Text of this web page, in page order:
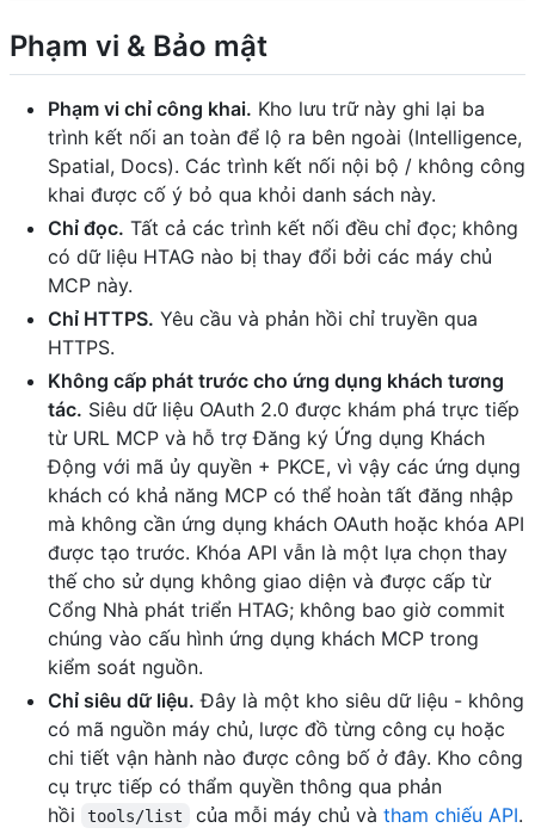
Phạm vi & Bảo mật
Phạm vi chỉ công khai. Kho lưu trữ này ghi lại ba
trình kết nối an toàn để lộ ra bên ngoài (Intelligence,
Spatial, Docs). Các trình kết nối nội bộ / không công
khai được cố ý bỏ qua khỏi danh sách này.
Chỉ đọc. Tất cả các trình kết nối đều chỉ đọc; không
có dữ liệu HTAG nào bị thay đổi bởi các máy chủ
MCP này.
Chỉ HTTPS. Yêu cầu và phản hồi chỉ truyền qua
HTTPS.
Không cấp phát trước cho ứng dụng khách tương
tác. Siêu dữ liệu OAuth 2.0 được khám phá trực tiếp
từ URL MCP và hỗ trợ Đăng ký Ứng dụng Khách
Động với mã ủy quyền + PKCE, vì vậy các ứng dụng
khách có khả năng MCP có thể hoàn tất đăng nhập
mà không cần ứng dụng khách OAuth hoặc khóa API
được tạo trước. Khóa API vẫn là một lựa chọn thay
thế cho sử dụng không giao diện và được cấp từ
Cổng Nhà phát triển HTAG; không bao giờ commit
chúng vào cấu hình ứng dụng khách MCP trong
kiểm soát nguồn.
Chỉ siêu dữ liệu. Đây là một kho siêu dữ liệu - không
có mã nguồn máy chủ, lược đồ từng công cụ hoặc
chi tiết vận hành nào được công bố ở đây. Kho công
cụ trực tiếp có thẩm quyền thông qua phản
hồi
tools/list của mỗi máy chủ và tham chiếu API.